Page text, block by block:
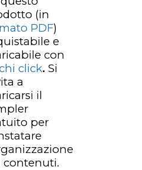
(in
PDF)
e
con
click. Si
a
il
per
contenuti.